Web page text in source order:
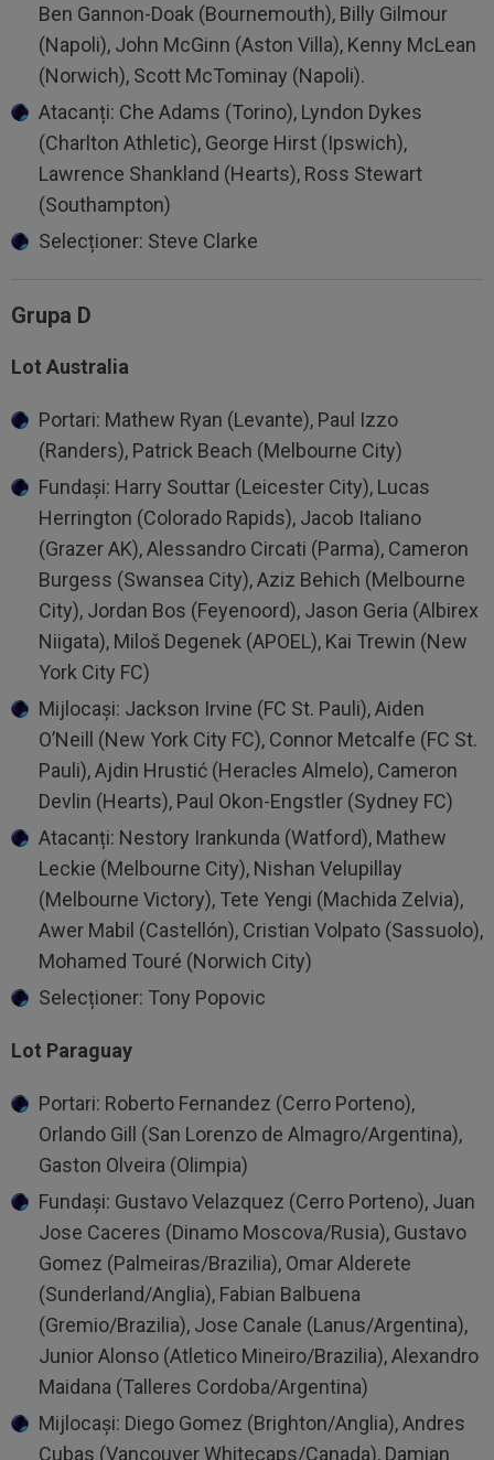
Ben Gannon-Doak (Bournemouth), Billy Gilmour
(Napoli), John McGinn (Aston Villa), Kenny McLean
(Norwich), Scott McTominay (Napoli).
Atacanți: Che Adams (Torino), Lyndon Dykes
(Charlton Athletic), George Hirst (Ipswich),
Lawrence Shankland (Hearts), Ross Stewart
(Southampton)
Selecționer: Steve Clarke
Grupa D
Lot Australia
Portari: Mathew Ryan (Levante), Paul Izzo
(Randers), Patrick Beach (Melbourne City)
Fundași: Harry Souttar (Leicester City), Lucas
Herrington (Colorado Rapids), Jacob Italiano
(Grazer AK), Alessandro Circati (Parma), Cameron
Burgess (Swansea City), Aziz Behich (Melbourne
City), Jordan Bos (Feyenoord), Jason Geria (Albirex
Niigata), Miloš Degenek (APOEL), Kai Trewin (New
York City FC)
Mijlocași: Jackson Irvine (FC St. Pauli), Aiden
O’Neill (New York City FC), Connor Metcalfe (FC St.
Pauli), Ajdin Hrustić (Heracles Almelo), Cameron
Devlin (Hearts), Paul Okon-Engstler (Sydney FC)
Atacanți: Nestory Irankunda (Watford), Mathew
Leckie (Melbourne City), Nishan Velupillay
(Melbourne Victory), Tete Yengi (Machida Zelvia),
Awer Mabil (Castellón), Cristian Volpato (Sassuolo),
Mohamed Touré (Norwich City)
Selecționer: Tony Popovic
Lot Paraguay
Portari: Roberto Fernandez (Cerro Porteno),
Orlando Gill (San Lorenzo de Almagro/Argentina),
Gaston Olveira (Olimpia)
Fundaşi: Gustavo Velazquez (Cerro Porteno), Juan
Jose Caceres (Dinamo Moscova/Rusia), Gustavo
Gomez (Palmeiras/Brazilia), Omar Alderete
(Sunderland/Anglia), Fabian Balbuena
(Gremio/Brazilia), Jose Canale (Lanus/Argentina),
Junior Alonso (Atletico Mineiro/Brazilia), Alexandro
Maidana (Talleres Cordoba/Argentina)
Mijlocaşi: Diego Gomez (Brighton/Anglia), Andres
Cubas (Vancouver Whitecaps/Canada), Damian